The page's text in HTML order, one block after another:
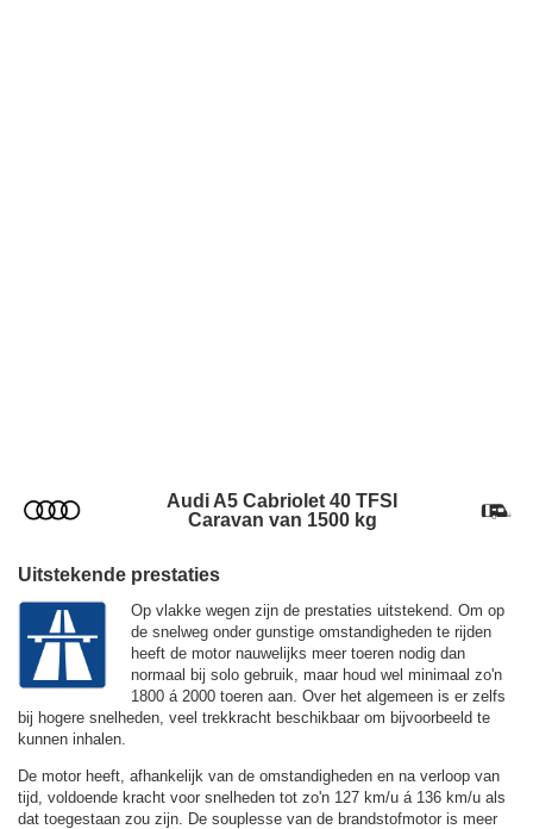
Audi A5 Cabriolet 40 TFSI
Caravan van 1500 kg
Uitstekende prestaties
Op vlakke wegen zijn de prestaties uitstekend. Om op
de snelweg onder gunstige omstandigheden te rijden
heeft de motor nauwelijks meer toeren nodig dan
normaal bij solo gebruik, maar houd wel minimaal zo'n
1800 á 2000 toeren aan. Over het algemeen is er zelfs
bij hogere snelheden, veel trekkracht beschikbaar om bijvoorbeeld te
kunnen inhalen.
De motor heeft, afhankelijk van de omstandigheden en na verloop van
tijd, voldoende kracht voor snelheden tot zo'n 127 km/u á 136 km/u als
dat toegestaan zou zijn. De souplesse van de brandstofmotor is meer